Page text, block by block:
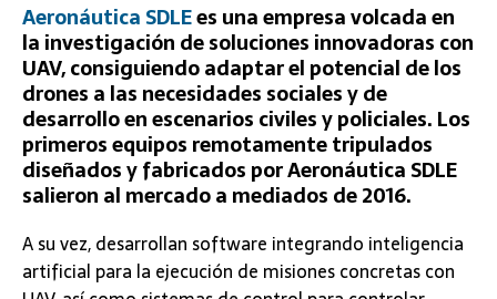
Aeronáutica SDLEes una empresa volcada en
la investigación de soluciones innovadoras con
UAV, consiguiendo adaptar el potencial de los
drones a las necesidades sociales y de
desarrollo en escenarios civiles y policiales. Los
primeros equipos remotamente tripulados
diseñados y fabricados por Aeronáutica SDLE
salieron al mercado a mediados de 2016.
A su vez, desarrollan software integrando inteligencia
artificial para la ejecución de misiones concretas con